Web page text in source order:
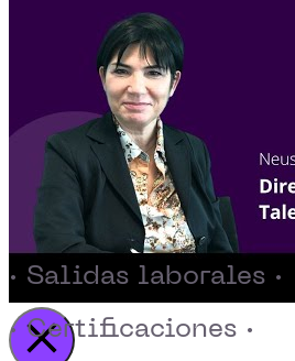
Activar reproducción del video
· Salidas laborales ·
· Certificaciones ·